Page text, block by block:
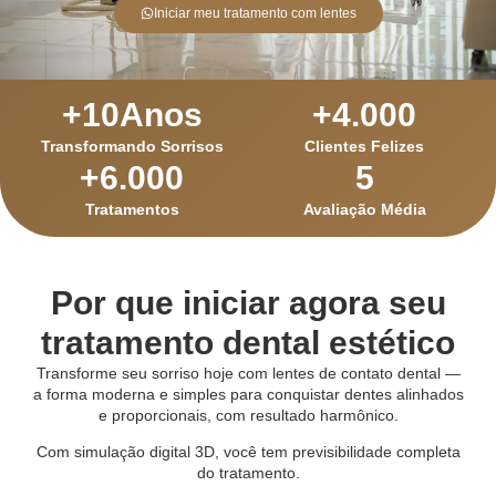
Iniciar meu tratamento com lentes
Transformando Sorrisos
+10Anos
Clientes Felizes
+4.000
Tratamentos
+6.000
Avaliação Média
5
Por que iniciar agora seu
tratamento dental estético
Transforme seu sorriso hoje com lentes de contato dental —
a forma moderna e simples para conquistar dentes alinhados
e proporcionais, com resultado harmônico.
Com simulação digital 3D, você tem previsibilidade completa
do tratamento.